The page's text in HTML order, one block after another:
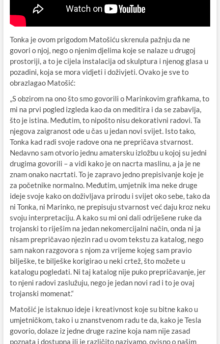
Tonka je ovom prigodom Matošiću skrenula pažnju da ne
govori o njoj, nego o njenim djelima koje se nalaze u drugoj
prostoriji, a to je cijela instalacija od skulptura i njenog glasa u
pozadini, koja se mora vidjeti i doživjeti. Ovako je sve to
obrazlagao Matošić:
„S obzirom na ono što smo govorili o Marinkovim grafikama, to
mi na prvi pogled izgleda kao da on meditira i da se zabavlja,
što je istina. Međutim, to nipošto nisu dekorativni radovi. Ta
njegova zaigranost ode u čas u jedan novi svijet. Isto tako,
Tonka kad radi svoje radove ona ne prepričava stvarnost.
Nedavno sam otvorio jednu amatersku izložbu u kojoj su jedni
drugima govorili – a vidi kako je on nacrta maslinu, a ja je ne
znam onako nacrtati. To je zapravo jedno prepisivanje koje je
za početnike normalno. Međutim, umjetnik ima neke druge
ideje svoje kako on doživljava prirodu i svijet oko sebe, tako da
ni Tonka, ni Marinko, ne prepisuju stvarnost već daju kroz neku
svoju interpretaciju. A kako su mi oni dali odriješene ruke da
trojanski to riješim na jedan nekomercijalni način, onda ni ja
nisam prepričavao njezin rad u ovom tekstu za katalog, nego
sam nakon razgovora s njom za vrijeme kojeg sam pravio
bilješke, te bilješke korigirao u neki crtež, što možete u
katalogu pogledati. Ni taj katalog nije puko prepričavanje, jer
to njeni radovi zaslužuju, nego je jedan novi rad i to je ovaj
trojanski momenat.“
Matošić je istaknuo ideje i kreativnost koje su bitne kako u
umjetničkom, tako i u znanstvenom radu te da, kako je Tesla
govorio, dolaze iz jedne druge razine koja nam nije zasad
poznata i dostupna ili je različito nazivamo, ovisno o našim